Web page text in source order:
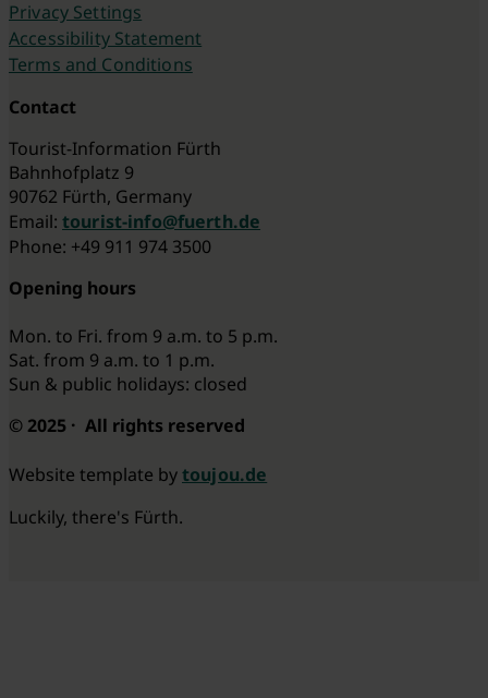
Privacy Settings
Accessibility Statement
Terms and Conditions
Contact
Tourist-Information Fürth
Bahnhofplatz 9
90762 Fürth, Germany
Email: tourist-info@fuerth.de
Phone: +49 911 974 3500
Opening hours
Mon. to Fri. from 9 a.m. to 5 p.m.
Sat. from 9 a.m. to 1 p.m.
Sun & public holidays: closed
© 2025 · All rights reserved
Website template bytoujou.de
Luckily, there's Fürth.